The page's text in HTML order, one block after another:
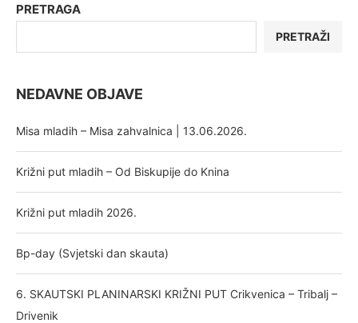
PRETRAGA
PRETRAŽI
NEDAVNE OBJAVE
Misa mladih – Misa zahvalnica | 13.06.2026.
Križni put mladih – Od Biskupije do Knina
Križni put mladih 2026.
Bp-day (Svjetski dan skauta)
6. SKAUTSKI PLANINARSKI KRIŽNI PUT Crikvenica – Tribalj –
Drivenik